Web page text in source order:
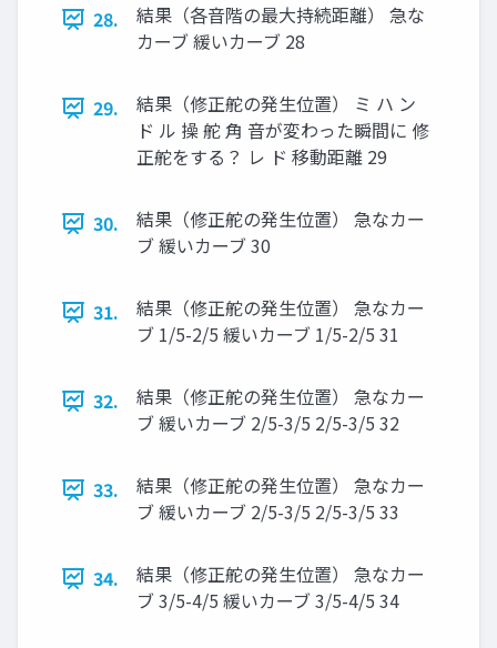
28.
結果（各⾳階の最⼤持続距離） 急な
カーブ 緩いカーブ 28
29.
結果（修正舵の発⽣位置） ミ ハ ン
ド ル 操 舵 ⾓ ⾳が変わった瞬間に 修
正舵をする？ レ ド 移動距離 29
30.
結果（修正舵の発⽣位置） 急なカー
ブ 緩いカーブ 30
31.
結果（修正舵の発⽣位置） 急なカー
ブ 1/5-2/5 緩いカーブ 1/5-2/5 31
32.
結果（修正舵の発⽣位置） 急なカー
ブ 緩いカーブ 2/5-3/5 2/5-3/5 32
33.
結果（修正舵の発⽣位置） 急なカー
ブ 緩いカーブ 2/5-3/5 2/5-3/5 33
34.
結果（修正舵の発⽣位置） 急なカー
ブ 3/5-4/5 緩いカーブ 3/5-4/5 34